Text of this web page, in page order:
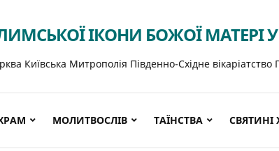
ІКОНИ БОЖОЇ МАТЕРІ
Київська Митрополія Південно-Східне вікаріатство
МОЛИТВОСЛІВ ТАЇНСТВА СВЯТИНІ